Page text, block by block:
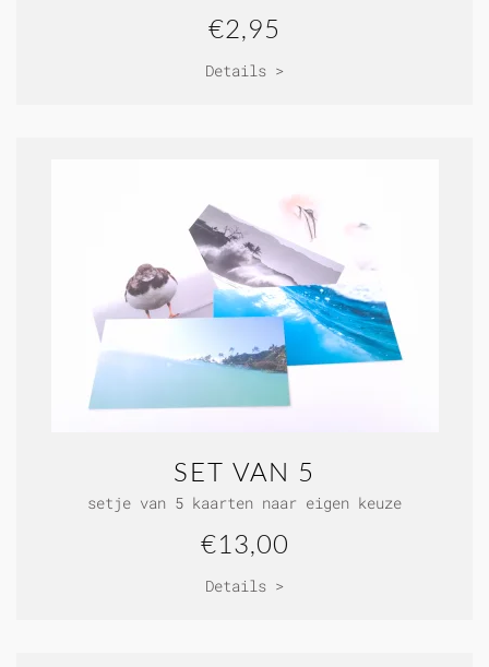
€2,95
Details >
SET VAN 5
setje van 5 kaarten naar eigen keuze
€13,00
Details >